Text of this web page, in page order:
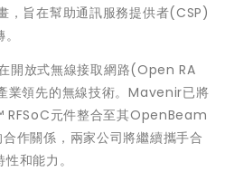
，旨在幫助通訊服務提供者(CSP)
開放式無線接取網路(Open RA
業領先的無線技術。Mavenir已將
元件整合至其OpenBeam
作關係，兩家公司將繼續攜手合
和能力。